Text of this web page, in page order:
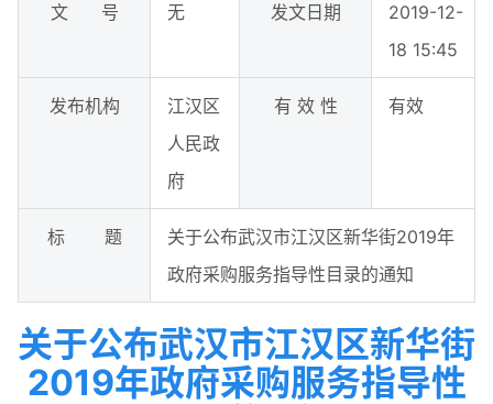
文 号 无 发文日期
2019-12-
18 15:45
发布机构
江汉区
人民政
府
有 效 性 有效
标 题
关于公布武汉市江汉区新华街2019年
政府采购服务指导性目录的通知
关于公布武汉市江汉区新华街
2019年政府采购服务指导性